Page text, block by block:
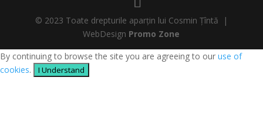
© 2023 Toate drepturile aparțin lui Cosmin Țîntă |
WebDesign Promo Zone
By continuing to browse the site you are agreeing to our use of
cookies. I Understand